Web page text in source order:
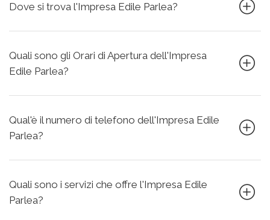
Dove si trova l'Impresa Edile Parlea?
Quali sono gli Orari di Apertura dell'Impresa
Edile Parlea?
Qual'è il numero di telefono dell'Impresa Edile
Parlea?
Quali sono i servizi che offre l'Impresa Edile
Parlea?